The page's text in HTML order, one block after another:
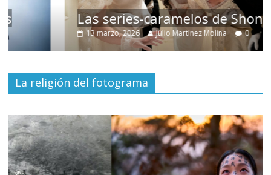
Las series-caramelos de Shondaland
13 marzo, 2026 Julio Martínez Molina 0
La religión del fotograma